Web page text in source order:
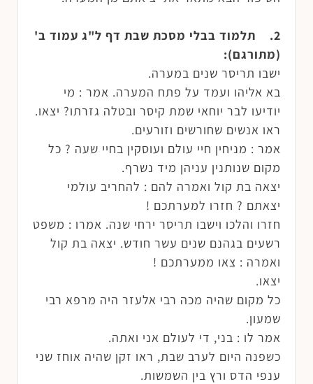
2. תלמוד בבלי מסכת שבת דף ל"ג עמוד ב'
(מתורגם):
ישבו תריסר שנים במערה.
בא אליהו ועמד על פתח המערה. אמר : מי
יודיעו לבר יוחאי שמת קיסר ובטלה גזרתו? יצאו.
ראו אנשים שחורשים וזורעים.
אמר : מניחין חיי עולם ועוסקין בחיי שעה ? כל
מקום שנותנין עניהן מיד נשרף.
יצאה בת קול ואמרה להם : להחריב עולמי
יצאתם ? חזרו למערתכם !
חזרו והלכו וישבו תריסר ירחי שנה. אמרו : משפט
רשעים בגהנם שנים עשר חודש. יצאה בת קול
ואמרה : צאו ממערתכם !
יצאו.
כל מקום שהיה מכה רבי אלעזר היה מרפא רבי
שמעון.
אמר לו : בני, די לעולם אני ואתה.
כשפנה היום לערב שבת, ראו זקן שהיה אוחז שני
ענפי הדס ורץ בין השמשות.